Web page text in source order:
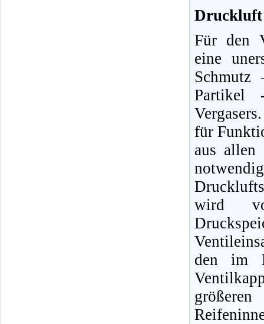
Druckluft
Für den
eine
Partikel
für
aus allen
wird
den im